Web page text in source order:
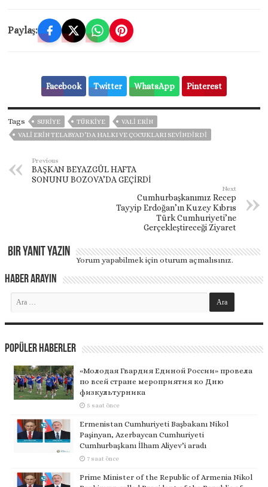
Paylaş:
Facebook Twitter WhatsApp Pinterest
Tags SURİYE TÜRKİYE
VALİ ERİN
VALI ERIN TELABYAD’DA HALKI VE ÇOCUKLARI SEVINDIRDI
Previous
BAŞKAN BEYAZGÜL HAFTA
SONUNU BOZOVA’DA GEÇİRDİ
Next
Cumhurbaşkanımız Recep
Tayyip Erdoğan’ın Kuzey Kıbrıs
Türk Cumhuriyeti’ne
Gerçekleştireceği Ziyaret
Bir yanıt yazın
Yorum yapabilmek içinoturum açmalısınız.
Haber Arayın
Popüler Haberler
«Молодая Гвардия Единой России» провела
по всей стране мероприятия ко Дню
физкультурника
5 saat önce
Ermenistan Cumhuriyeti Başbakanı Nikol
Paşinyan, Azerbaycan Cumhuriyeti
Cumhurbaşkanı İlham Aliyev’i aradı
7 saat önce
Prime Minister of the Republic of Armenia Nikol